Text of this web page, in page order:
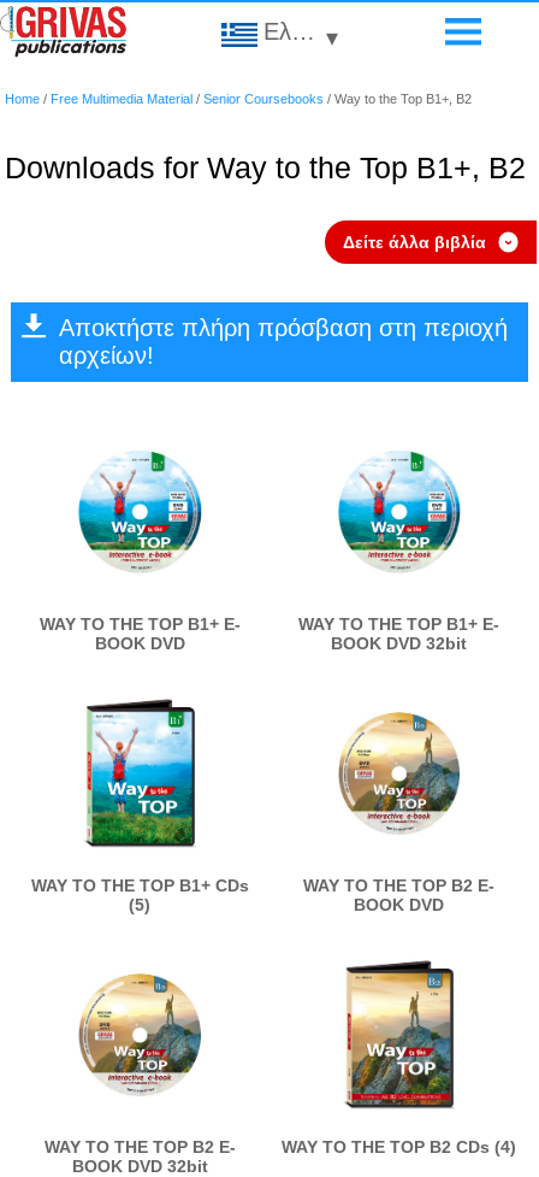
Ελληνικά ▾
Home / Free Multimedia Material / Senior Coursebooks / Way to the Top B1+, B2
Downloads for Way to the Top B1+, B2
Δείτε άλλα βιβλία ›
Αποκτήστε πλήρη πρόσβαση στη περιοχή
αρχείων!
WAY TO THE TOP B1+ E-
BOOK DVD
WAY TO THE TOP B1+ E-
BOOK DVD 32bit
WAY TO THE TOP B1+ CDs
(5)
WAY TO THE TOP B2 E-
BOOK DVD
WAY TO THE TOP B2 E-
BOOK DVD 32bit
WAY TO THE TOP B2 CDs (4)